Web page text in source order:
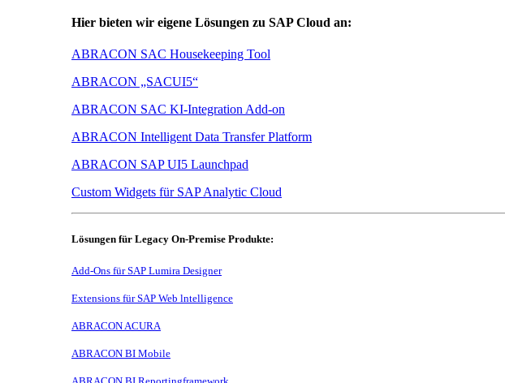
Hier bieten wir eigene Lösungen zu SAP Cloud an:
ABRACON SAC Housekeeping Tool
ABRACON „SACUI5“
ABRACON SAC KI-Integration Add-on
ABRACON Intelligent Data Transfer Platform
ABRACON SAP UI5 Launchpad
Custom Widgets für SAP Analytic Cloud
Lösungen für Legacy On-Premise Produkte:
Add-Ons für SAP Lumira Designer
Extensions für SAP Web lntelligence
ABRACON ACURA
ABRACON BI Mobile